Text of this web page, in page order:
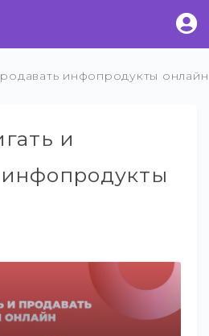
инфопродукты онлайн
и